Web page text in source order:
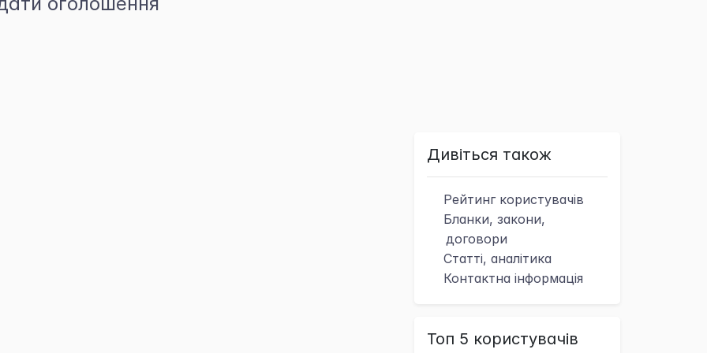
Дивіться також
Рейтинг користувачів
Бланки, закони,
договори
Статті, аналітика
Контактна інформація
Топ 5 користувачів